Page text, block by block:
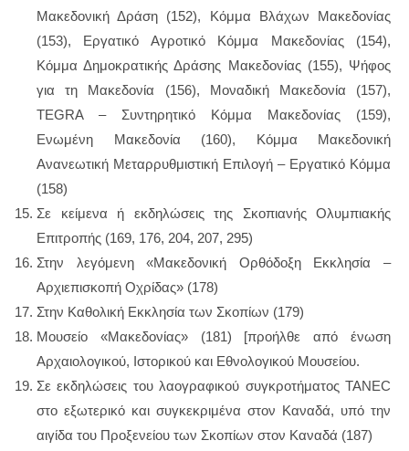
Μακεδονική Δράση (152), Κόμμα Βλάχων Μακεδονίας
(153), Εργατικό Αγροτικό Κόμμα Μακεδονίας (154),
Κόμμα Δημοκρατικής Δράσης Μακεδονίας (155), Ψήφος
για τη Μακεδονία (156), Μοναδική Μακεδονία (157),
TEGRA – Συντηρητικό Κόμμα Μακεδονίας (159),
Ενωμένη Μακεδονία (160), Κόμμα Μακεδονική
Ανανεωτική Μεταρρυθμιστική Επιλογή – Εργατικό Κόμμα
(158)
Σε κείμενα ή εκδηλώσεις της Σκοπιανής Ολυμπιακής
Επιτροπής (169, 176, 204, 207, 295)
Στην λεγόμενη «Μακεδονική Ορθόδοξη Εκκλησία –
Αρχιεπισκοπή Οχρίδας» (178)
Στην Καθολική Εκκλησία των Σκοπίων (179)
Μουσείο «Μακεδονίας» (181) [προήλθε από ένωση
Αρχαιολογικού, Ιστορικού και Εθνολογικού Μουσείου.
Σε εκδηλώσεις του λαογραφικού συγκροτήματος TANEC
στο εξωτερικό και συγκεκριμένα στον Καναδά, υπό την
αιγίδα του Προξενείου των Σκοπίων στον Καναδά (187)